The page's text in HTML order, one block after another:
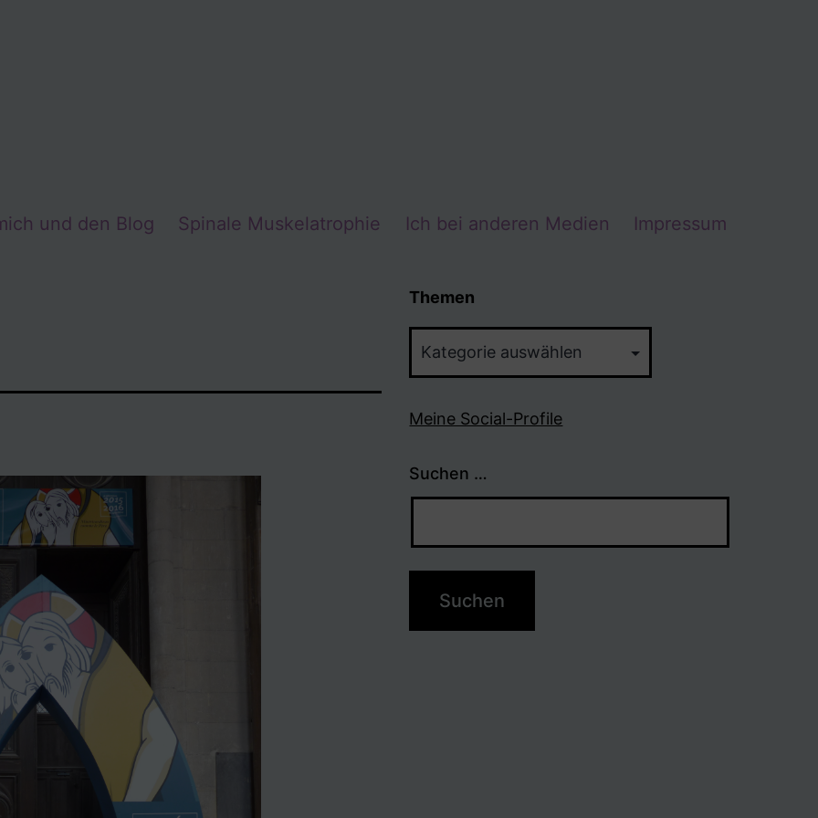
und den Blog Spinale Muskelatrophie Ich bei anderen Medien Impressum
Themen
Meine Social-Profile
Suchen …